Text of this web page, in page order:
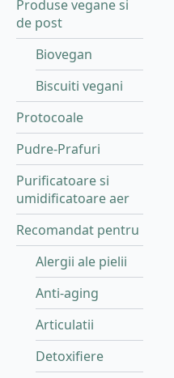
Produse vegane si
de post
Biovegan
Biscuiti vegani
Protocoale
Pudre-Prafuri
Purificatoare si
umidificatoare aer
Recomandat pentru
Alergii ale pielii
Anti-aging
Articulatii
Detoxifiere